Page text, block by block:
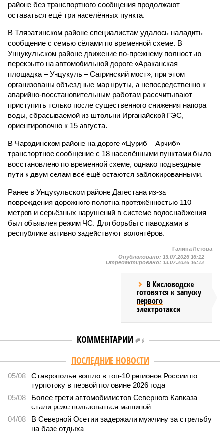
районе без транспортного сообщения продолжают
оставаться ещё три населённых пункта.
В Тляратинском районе специалистам удалось наладить
сообщение с семью сёлами по временной схеме. В
Унцукульском районе движение по-прежнему полностью
перекрыто на автомобильной дороге «Араканская
площадка – Унцукуль – Сагринский мост», при этом
организованы объездные маршруты, а непосредственно к
аварийно-восстановительным работам рассчитывают
приступить только после существенного снижения напора
воды, сбрасываемой из штольни Ирганайской ГЭС,
ориентировочно к 15 августа.
В Чародинском районе на дороге «Цуриб – Арчиб»
транспортное сообщение с 18 населёнными пунктами было
восстановлено по временной схеме, однако подъездные
пути к двум селам всё ещё остаются заблокированными.
Ранее в Унцукульском районе Дагестана из-за
повреждения дорожного полотна протяжённостью 110
метров и серьёзных нарушений в системе водоснабжения
был объявлен режим ЧС. Для борьбы с паводками в
республике активно задействуют волонтёров.
Галина Летова
Опубликовано: 13.07.2026 16:12
Отредактировано: 13.07.2026 16:12
В Кисловодске
готовятся к запуску
первого
электротакси
КОММЕНТАРИИ 0
ПОСЛЕДНИЕ НОВОСТИ
05/08
Ставрополье вошло в топ-10 регионов России по
турпотоку в первой половине 2026 года
05/08
Более трети автомобилистов Северного Кавказа
стали реже пользоваться машиной
04/08
В Северной Осетии задержали мужчину за стрельбу
на базе отдыха